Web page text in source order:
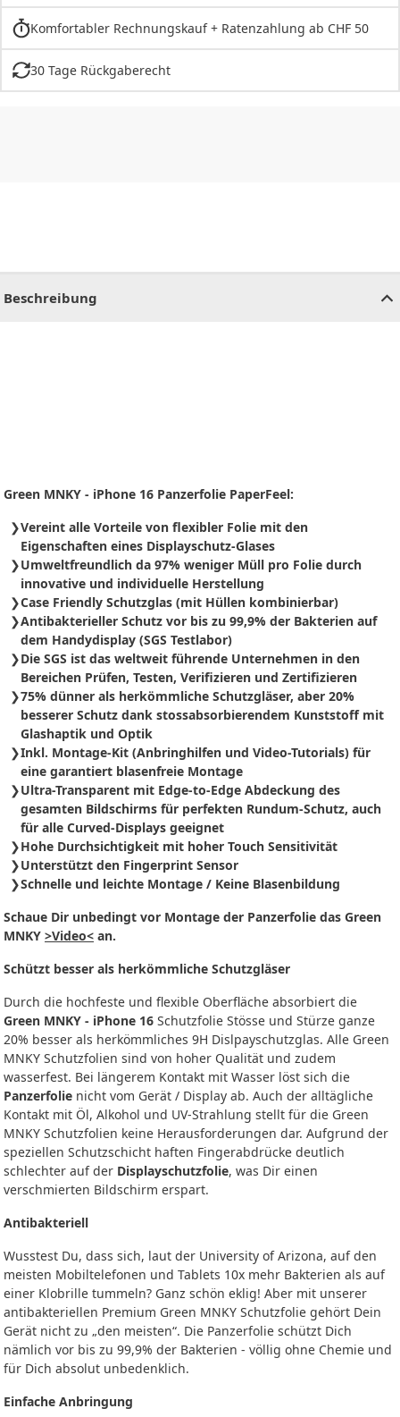
Komfortabler Rechnungskauf + Ratenzahlung ab CHF 50
30 Tage Rückgaberecht
Beschreibung
Green MNKY - iPhone 16 Panzerfolie PaperFeel:
Vereint alle Vorteile von flexibler Folie mit den
Eigenschaften eines Displayschutz-Glases
Umweltfreundlich da 97% weniger Müll pro Folie durch
innovative und individuelle Herstellung
Case Friendly Schutzglas (mit Hüllen kombinierbar)
Antibakterieller Schutz vor bis zu 99,9% der Bakterien auf
dem Handydisplay (SGS Testlabor)
Die SGS ist das weltweit führende Unternehmen in den
Bereichen Prüfen, Testen, Verifizieren und Zertifizieren
75% dünner als herkömmliche Schutzgläser, aber 20%
besserer Schutz dank stossabsorbierendem Kunststoff mit
Glashaptik und Optik
Inkl. Montage-Kit (Anbringhilfen und Video-Tutorials) für
eine garantiert blasenfreie Montage
Ultra-Transparent mit Edge-to-Edge Abdeckung des
gesamten Bildschirms für perfekten Rundum-Schutz, auch
für alle Curved-Displays geeignet
Hohe Durchsichtigkeit mit hoher Touch Sensitivität
Unterstützt den Fingerprint Sensor
Schnelle und leichte Montage / Keine Blasenbildung
Schaue Dir unbedingt vor Montage der Panzerfolie das Green
MNKY >Video< an.
Schützt besser als herkömmliche Schutzgläser
Durch die hochfeste und flexible Oberfläche absorbiert die
Green MNKY - iPhone 16 Schutzfolie Stösse und Stürze ganze
20% besser als herkömmliches 9H Dislpayschutzglas. Alle Green
MNKY Schutzfolien sind von hoher Qualität und zudem
wasserfest. Bei längerem Kontakt mit Wasser löst sich die
Panzerfolie nicht vom Gerät / Display ab. Auch der alltägliche
Kontakt mit Öl, Alkohol und UV-Strahlung stellt für die Green
MNKY Schutzfolien keine Herausforderungen dar. Aufgrund der
speziellen Schutzschicht haften Fingerabdrücke deutlich
schlechter auf der Displayschutzfolie, was Dir einen
verschmierten Bildschirm erspart.
Antibakteriell
Wusstest Du, dass sich, laut der University of Arizona, auf den
meisten Mobiltelefonen und Tablets 10x mehr Bakterien als auf
einer Klobrille tummeln? Ganz schön eklig! Aber mit unserer
antibakteriellen Premium Green MNKY Schutzfolie gehört Dein
Gerät nicht zu „den meisten“. Die Panzerfolie schützt Dich
nämlich vor bis zu 99,9% der Bakterien - völlig ohne Chemie und
für Dich absolut unbedenklich.
Einfache Anbringung